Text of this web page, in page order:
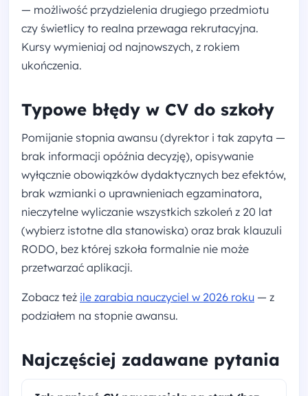
— możliwość przydzielenia drugiego przedmiotu
czy świetlicy to realna przewaga rekrutacyjna.
Kursy wymieniaj od najnowszych, z rokiem
ukończenia.
Typowe błędy w CV do szkoły
Pomijanie stopnia awansu (dyrektor i tak zapyta —
brak informacji opóźnia decyzję), opisywanie
wyłącznie obowiązków dydaktycznych bez efektów,
brak wzmianki o uprawnieniach egzaminatora,
nieczytelne wyliczanie wszystkich szkoleń z 20 lat
(wybierz istotne dla stanowiska) oraz brak klauzuli
RODO, bez której szkoła formalnie nie może
przetwarzać aplikacji.
Zobacz też ile zarabia nauczyciel w 2026 roku — z
podziałem na stopnie awansu.
Najczęściej zadawane pytania